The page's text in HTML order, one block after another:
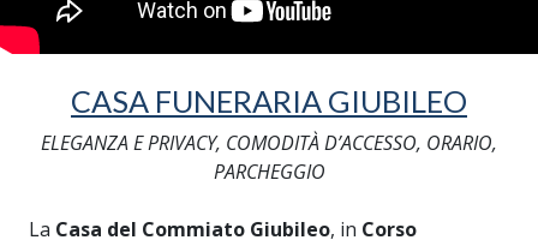
CASA FUNERARIA GIUBILEO
ELEGANZA E PRIVACY, COMODITÀ D’ACCESSO, ORARIO,
PARCHEGGIO
La Casa del Commiato Giubileo, in Corso